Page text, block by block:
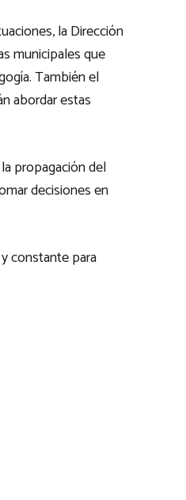
la Dirección
municipales que
También el
abordar estas
propagación del
decisiones en
constante para